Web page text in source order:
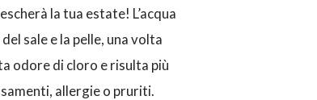
la tua estate! L’acqua
sale e la pelle, una volta
odore di cloro e risulta più
allergie o pruriti.